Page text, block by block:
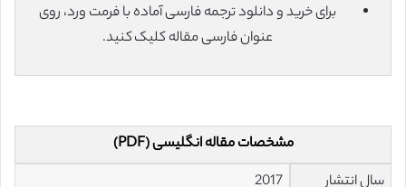
برای خرید و دانلود ترجمه فارسی آماده با فرمت ورد، روی
عنوان فارسی مقاله کلیک کنید.
مشخصات مقاله انگلیسی (PDF)
سال انتشار
2017